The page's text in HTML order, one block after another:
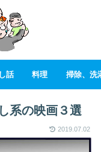
話 料理 掃除、洗
系の映画３選
2019.07.02